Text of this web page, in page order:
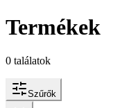
Termékek
0 találatok
Szűrők